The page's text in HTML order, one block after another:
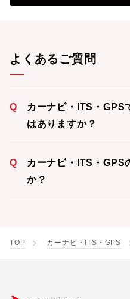
よくあるご質問
Q
カーナビ・ITS・GPS
はありますか？
Q
カーナビ・ITS・GPS
か？
TOP カーナビ・ITS・GPS